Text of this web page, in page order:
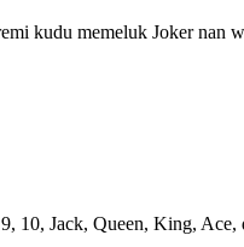
kudu memeluk Joker nan
10, Jack, Queen, King,